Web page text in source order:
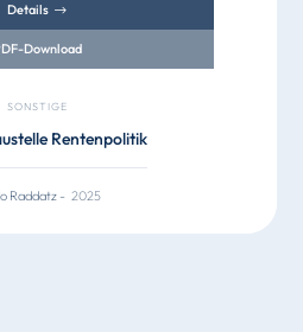
Details
Download
SONSTIGE
Rentenpolitik
Raddatz - 2025